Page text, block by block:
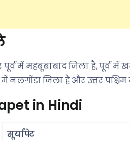
में महबूबाबाद जिला है, पूर्व में
जिला है और उत्तर पश्चिम
in Hindi
सूर्यापेट